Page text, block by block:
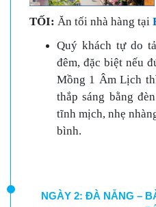
TỐI: Ăn tối nhà hàng tại
Quý khách tự do
đêm, đặc biệt nếu
Mồng 1 Âm Lịch
thắp sáng bằng
tĩnh mịch, nhẹ
bình.
NGÀY 2: ĐÀ NẴNG – BÀ